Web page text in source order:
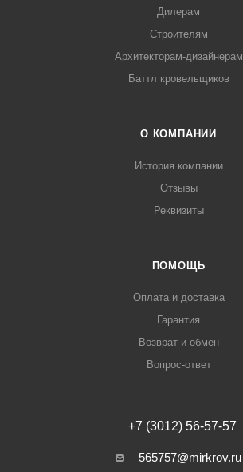
Дилерам
Строителям
Архитекторам-дизайнерам
Баттл кровельщиков
О КОМПАНИИ
История компании
Отзывы
Реквизиты
ПОМОЩЬ
Оплата и доставка
Гарантия
Возврат и обмен
Вопрос-ответ
+7 (3012) 56-57-57
565757@mirkrov.ru